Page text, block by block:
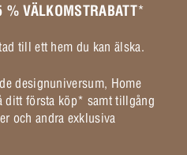
VÄLKOMSTRABATT*
till ett hem du kan älska.
designuniversum, Home
ditt första köp* samt tillgång
och andra exklusiva